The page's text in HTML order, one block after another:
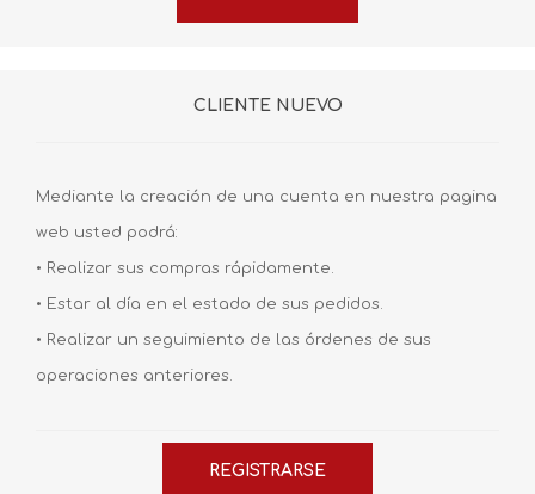
CLIENTE NUEVO
Mediante la creación de una cuenta en nuestra pagina
web usted podrá:
• Realizar sus compras rápidamente.
• Estar al día en el estado de sus pedidos.
• Realizar un seguimiento de las órdenes de sus
operaciones anteriores.